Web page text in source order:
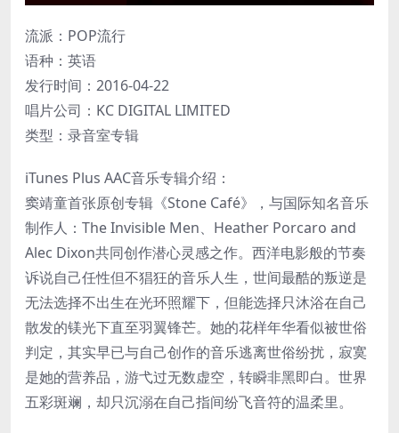
流派：POP流行
语种：英语
发行时间：2016-04-22
唱片公司：KC DIGITAL LIMITED
类型：录音室专辑
iTunes Plus AAC音乐专辑介绍：
窦靖童首张原创专辑《Stone Café》，与国际知名音乐
制作人：The Invisible Men、Heather Porcaro and
Alec Dixon共同创作潜心灵感之作。西洋电影般的节奏
诉说自己任性但不猖狂的音乐人生，世间最酷的叛逆是
无法选择不出生在光环照耀下，但能选择只沐浴在自己
散发的镁光下直至羽翼锋芒。她的花样年华看似被世俗
判定，其实早已与自己创作的音乐逃离世俗纷扰，寂寞
是她的营养品，游弋过无数虚空，转瞬非黑即白。世界
五彩斑斓，却只沉溺在自己指间纷飞音符的温柔里。